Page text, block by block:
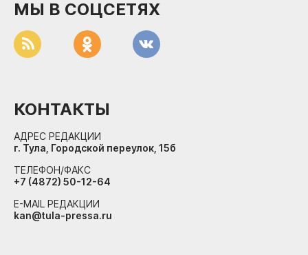
МЫ В СОЦСЕТЯХ
КОНТАКТЫ
АДРЕС РЕДАКЦИИ
г. Тула, Городской переулок, 15б
ТЕЛЕФОН/ФАКС
+7 (4872) 50-12-64
E-MAIL РЕДАКЦИИ
kan@tula-pressa.ru